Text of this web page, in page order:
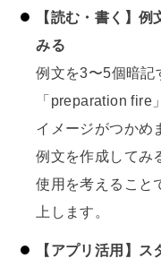
【読む・書く】
みる
例文を3〜5個暗記
「preparation fire
イメージがつかめ
例文を作成してみ
使用を考えること
上します。
【アプリ活用】